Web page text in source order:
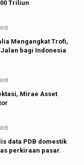
Triliun
Mengangkat Trofi,
bagi Indonesia
Mirae Asset
data PDB domestik
perkiraan pasar.